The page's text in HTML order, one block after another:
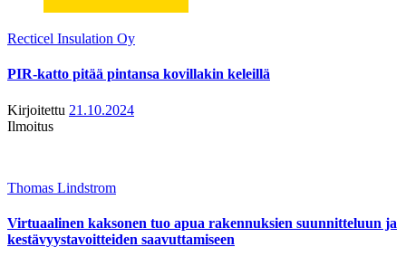
Recticel Insulation Oy
PIR-katto pitää pintansa kovillakin keleillä
Kirjoitettu 21.10.2024
Ilmoitus
Thomas Lindstrom
Virtuaalinen kaksonen tuo apua rakennuksien suunnitteluun ja
kestävyystavoitteiden saavuttamiseen